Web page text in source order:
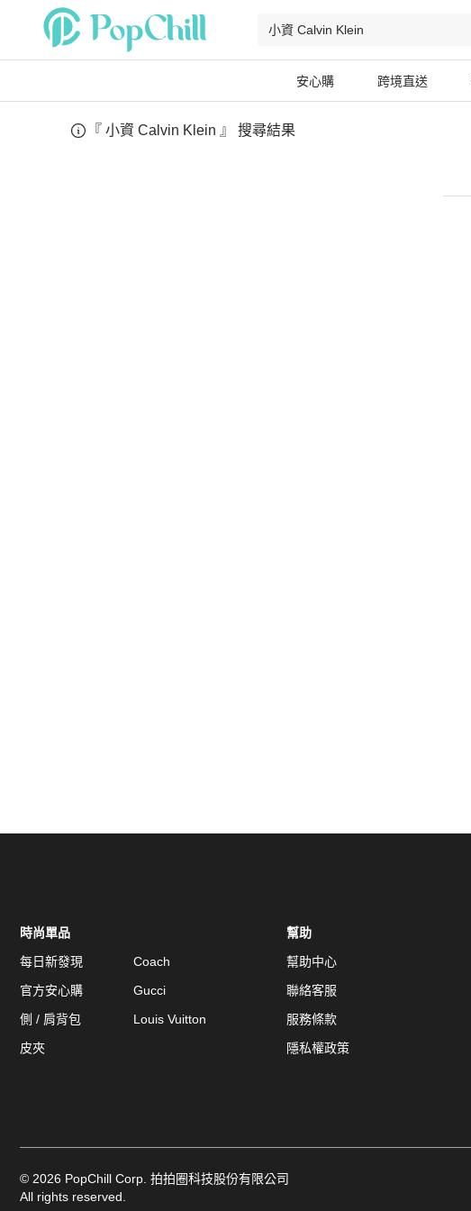
安心購 跨境直送
『 小資 Calvin Klein 』 搜尋結果
時尚單品
每日新發現
官方安心購
側 / 肩背包
皮夾
Coach
Gucci
Louis Vuitton
幫助
幫助中心
聯絡客服
服務條款
隱私權政策
© 2026 PopChill Corp. 拍拍圈科技股份有限公司
All rights reserved.